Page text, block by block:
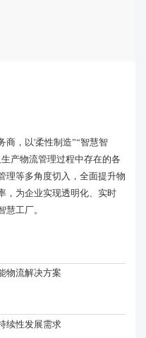
商，以'柔性制造”“智慧智
产物流管理过程中存在的各
理等多角度切入，全面提升物
，为企业实现透明化、实时
工厂。
物流解决方案
续性发展需求